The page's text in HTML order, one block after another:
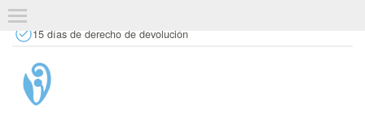
15 días de derecho de devolución